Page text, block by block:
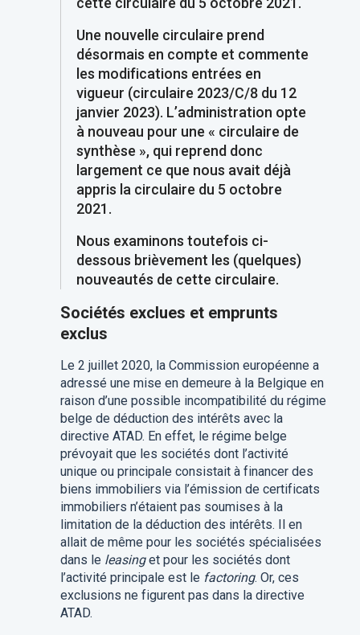
Une nouvelle circulaire prend
désormais en compte et commente
les modifications entrées en
vigueur (circulaire 2023/C/8 du 12
janvier 2023). L’administration opte
à nouveau pour une « circulaire de
synthèse », qui reprend donc
largement ce que nous avait déjà
appris la circulaire du 5 octobre
2021.
Nous examinons toutefois ci-
dessous brièvement les (quelques)
nouveautés de cette circulaire.
Sociétés exclues et emprunts
exclus
Le 2 juillet 2020, la Commission européenne a
adressé une mise en demeure à la Belgique en
raison d’une possible incompatibilité du régime
belge de déduction des intérêts avec la
directive ATAD. En effet, le régime belge
prévoyait que les sociétés dont l’activité
unique ou principale consistait à financer des
biens immobiliers via l’émission de certificats
immobiliers n’étaient pas soumises à la
limitation de la déduction des intérêts. Il en
allait de même pour les sociétés spécialisées
dans le leasing et pour les sociétés dont
l’activité principale est le factoring. Or, ces
exclusions ne figurent pas dans la directive
ATAD.